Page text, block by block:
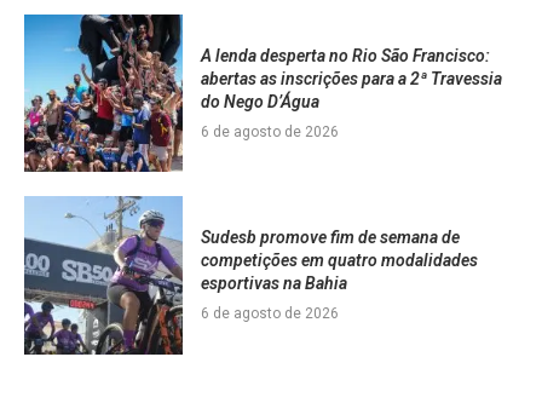
A lenda desperta no Rio São Francisco:
abertas as inscrições para a 2ª Travessia
do Nego D’Água
6 de agosto de 2026
Sudesb promove fim de semana de
competições em quatro modalidades
esportivas na Bahia
6 de agosto de 2026